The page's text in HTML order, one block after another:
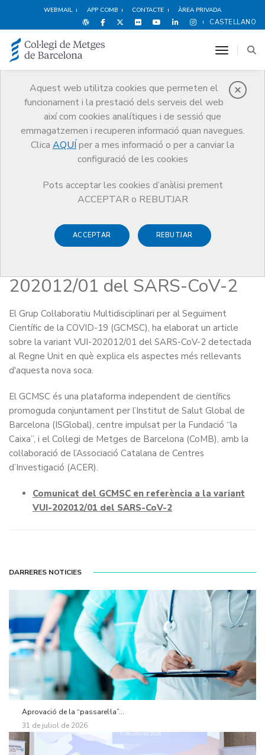
WEBMAIL APP COMB CONTACTE ÀREA PRIVADA
CASTELLANO
Aquest web utilitza cookies que permeten el
funcionament i la prestació dels serveis del web
així com cookies analítiques i de sessió que
emmagatzemen i recuperen informació quan navegues.
Clica AQUÍ per a mes informació o per a canviar la
configuració de les cookies
Pots acceptar les cookies d’anàlisi prement
ACCEPTAR o REBUTJAR
ACCEPTAR REBUTJAR
toggle
Notícies
Comunicació
Notícies
Comunicat del GCMSC en referència a la variant VUI-202012/01 del
SARS-CoV-2
24 DE DESEMBRE DE 2020
Comunicat del GCMSC en
referència a la variant VUI-
202012/01 del SARS-CoV-2
El Grup Col·laboratiu Multidisciplinari per al Seguiment
Científic de la COVID-19 (GCMSC), ha elaborat un article
sobre la variant VUI-202012/01 del SARS-CoV-2 detectada
al Regne Unit en què explica els aspectes més rellevants
d'aquesta nova soca.
El GCMSC és una plataforma independent de científics
promoguda conjuntament per l’Institut de Salut Global de
Barcelona (ISGlobal), centre impulsat per la Fundació “la
Caixa”, i el Col·legi de Metges de Barcelona (CoMB), amb la
col·laboració de l’Associació Catalana de Centres
d’Investigació (ACER).
Comunicat del GCMSC en referència a la variant
VUI-202012/01 del SARS-CoV-2
DARRERES NOTICIES
Aprovació de la “passarel·la”...
31 de juliol de 2026